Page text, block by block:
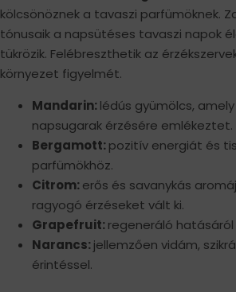
kölcsönöznek a tavaszi parfümöknek.
tónusaik a napsütéses tavaszi napok
tükrözik. Felébreszthetik az
környezet figyelmét.
Mandarin:lédús gyümölcs,
napsugarak érzésére emlékeztet.
Bergamott:pozitív energiát és
parfümökhöz.
Citrom:erős és savanykás
ragyogó érzéseket vált ki.
Grapefruit:regeneráló
Narancs:jellemzően vidám,
érintéssel.